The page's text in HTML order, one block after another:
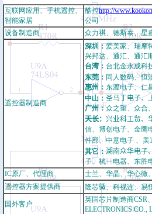
互联网应用、手机遥控、
智能家居
酷控http://
公司
设备制造商
众力祺、德斯泰、星
遥控器制造商
深圳：爱美家、瑞摩
兴邦达、通汇、通汇
台湾： 台北金永成科
东莞： 同人数码、恒
惠州： 东渡电子、仁
中山： 圣马丁电子、
广州：众之望、众合
天长： 兴业科工贸、
信、博创电子、金鹰
件部、中意电子 、美
其它：湖南众华电子
子、杭一电器、东胜
IC原厂、代理商
士兰、华晶、华心微
遥控器方案提供商
隆芯微、科视连、易
国外客户
英国芯片制造商CSR
ELECTRONICS CO.,